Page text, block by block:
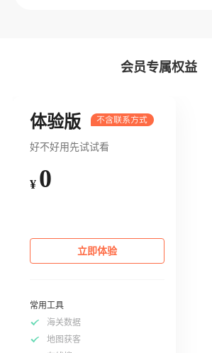
会员专属权益
体验版
好不好用先试试看
¥ 0
立即体验
常用工具
海关数据
地图获客